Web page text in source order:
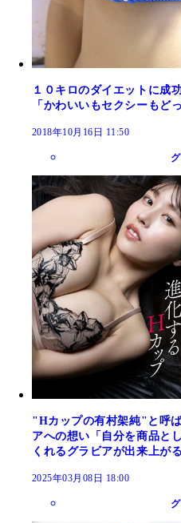
１０キロのダイエットに成
「かわいいもセクシーもど
2018年10月16日 11:50
"Hカップの有村架純"と呼
アへの想い「自分を商品と
くれるグラビアが出来上が
2025年03月08日 18:00